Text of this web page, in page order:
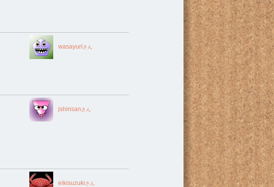
wasayuriさん
jshinsanさん
eikisuzukiさん